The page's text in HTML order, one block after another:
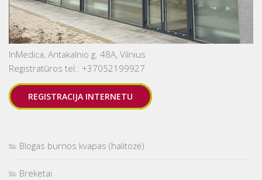
InMedica, Antakalnio g. 48A, Vilnius
Registratūros tel.: +37052199927
REGISTRACIJA INTERNETU
Blogas burnos kvapas (halitozė)
Breketai